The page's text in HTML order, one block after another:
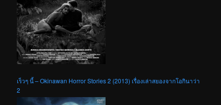
เร็วๆ นี้ – Okinawan Horror Stories 2 (2013) เรื่องเล่าสยองจากโอกินาว่า
2